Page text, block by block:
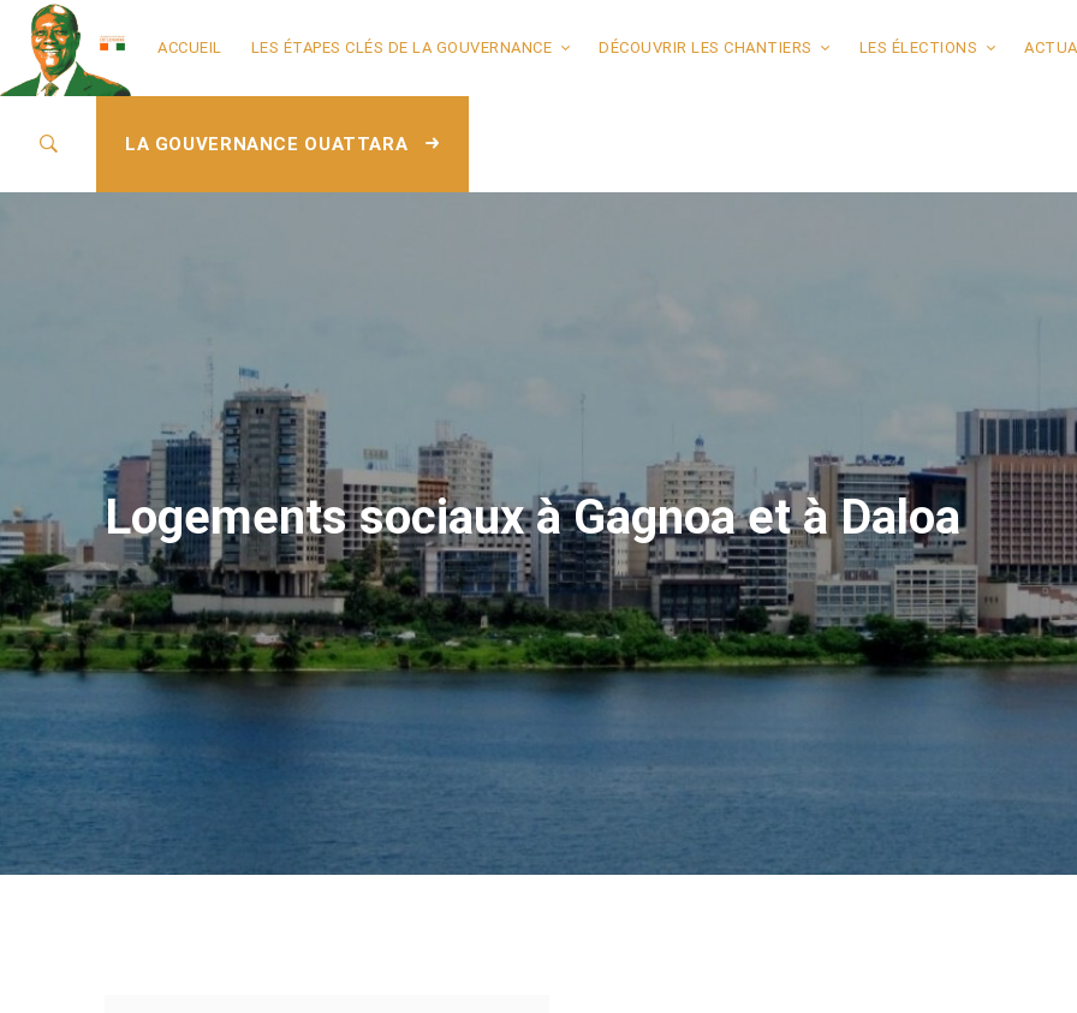
ACCUEIL LES ÉTAPES CLÉS DE LA GOUVERNANCE DÉCOUVRIR LES CHANTIERS LES ÉLECTIONS
LA GOUVERNANCE OUATTARA
Logements sociaux à Gagnoa et à Daloa